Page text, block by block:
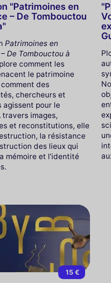
"Patrimoines en
– De Tombouctou
Patrimoines en
De Tombouctou à
comment les
le patrimoine
des
chercheurs et
agissent pour le
travers images,
et reconstitutions, elle
la résistance
des lieux qui
mémoire et l’identité
15 €